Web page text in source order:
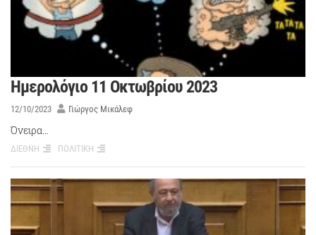
Ημερολόγιο 11 Οκτωβρίου 2023
12/10/2023 Γιώργος Μικάλεφ
Όνειρα…
ΔΙΕΘΝΗ ΠΟΛΙΤΙΚΗ